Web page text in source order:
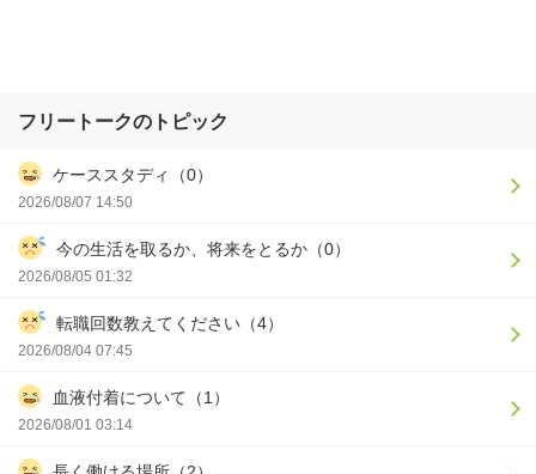
フリートークのトピック
ケーススタディ（0）
2026/08/07 14:50
今の生活を取るか、将来をとるか（0）
2026/08/05 01:32
転職回数教えてください（4）
2026/08/04 07:45
血液付着について（1）
2026/08/01 03:14